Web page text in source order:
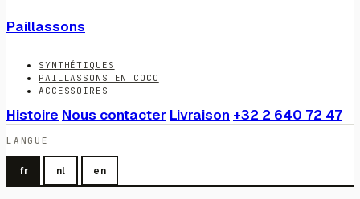
Paillassons
SYNTHÉTIQUES
PAILLASSONS EN COCO
ACCESSOIRES
Histoire Nous contacter Livraison +32 2 640 72 47
LANGUE
fr nl en